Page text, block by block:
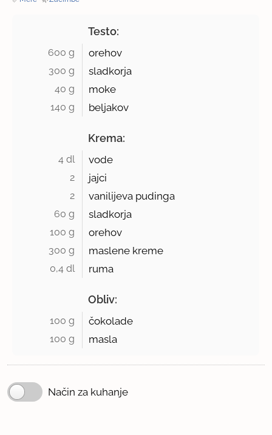
Testo:
600 g orehov
300 g sladkorja
40 g moke
140 g beljakov
Krema:
4 dl vode
2 jajci
2 vanilijeva pudinga
60 g sladkorja
100 g orehov
300 g maslene kreme
0,4 dl ruma
Obliv:
100 g čokolade
100 g masla
Način za kuhanje